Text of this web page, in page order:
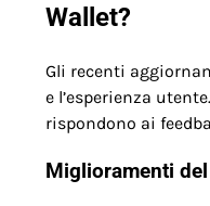
Wallet?
Gli recenti
e l’esperienza
rispondono ai
Miglioramenti